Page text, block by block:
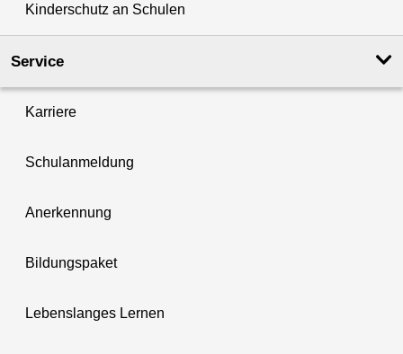
Kinderschutz an Schulen
Service
Karriere
Schulanmeldung
Anerkennung
Bildungspaket
Lebenslanges Lernen